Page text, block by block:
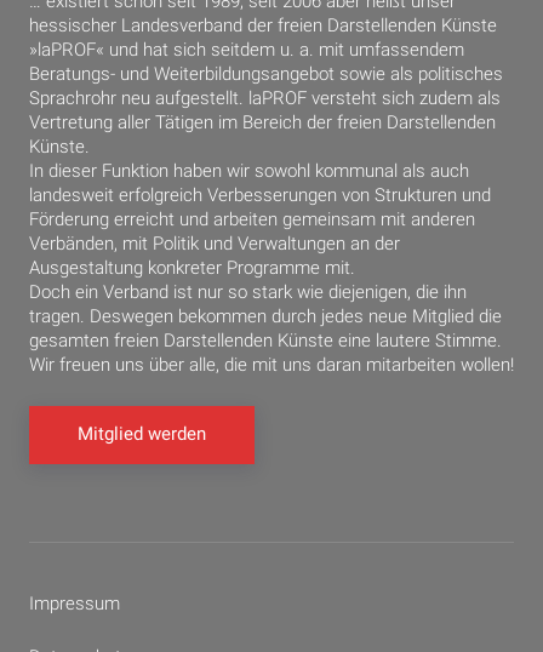
hessischer Landesverband der freien Darstellenden Künste
»laPROF« und hat sich seitdem u. a. mit umfassendem
Beratungs- und Weiterbildungsangebot sowie als politisches
Sprachrohr neu aufgestellt. laPROF versteht sich zudem als
Vertretung aller Tätigen im Bereich der freien Darstellenden
Künste.
In dieser Funktion haben wir sowohl kommunal als auch
landesweit erfolgreich Verbesserungen von Strukturen und
Förderung erreicht und arbeiten gemeinsam mit anderen
Verbänden, mit Politik und Verwaltungen an der
Ausgestaltung konkreter Programme mit.
Doch ein Verband ist nur so stark wie diejenigen, die ihn
tragen. Deswegen bekommen durch jedes neue Mitglied die
gesamten freien Darstellenden Künste eine lautere Stimme.
Wir freuen uns über alle, die mit uns daran mitarbeiten wollen!
Mitglied werden
Impressum